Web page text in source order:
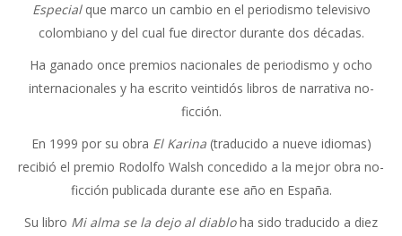
Especialque marco un cambio en el periodismo televisivo
colombiano y del cual fue director durante dos décadas.
Ha ganado once premios nacionales de periodismo y ocho
internacionales y ha escrito veintidós libros de narrativa no-
ficción.
En 1999 por su obra El Karina (traducido a nueve idiomas)
recibió el premio Rodolfo Walsh concedido a la mejor obra no-
ficción publicada durante ese año en España.
Su libro Mi alma se la dejo al diabloha sido traducido a diez